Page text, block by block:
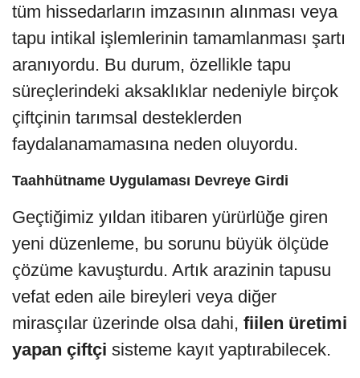
tüm hissedarların imzasının alınması veya
tapu intikal işlemlerinin tamamlanması şartı
aranıyordu. Bu durum, özellikle tapu
süreçlerindeki aksaklıklar nedeniyle birçok
çiftçinin tarımsal desteklerden
faydalanamamasına neden oluyordu.
Taahhütname Uygulaması Devreye Girdi
Geçtiğimiz yıldan itibaren yürürlüğe giren
yeni düzenleme, bu sorunu büyük ölçüde
çözüme kavuşturdu. Artık arazinin tapusu
vefat eden aile bireyleri veya diğer
mirasçılar üzerinde olsa dahi, fiilen üretimi
yapan çiftçi sisteme kayıt yaptırabilecek.